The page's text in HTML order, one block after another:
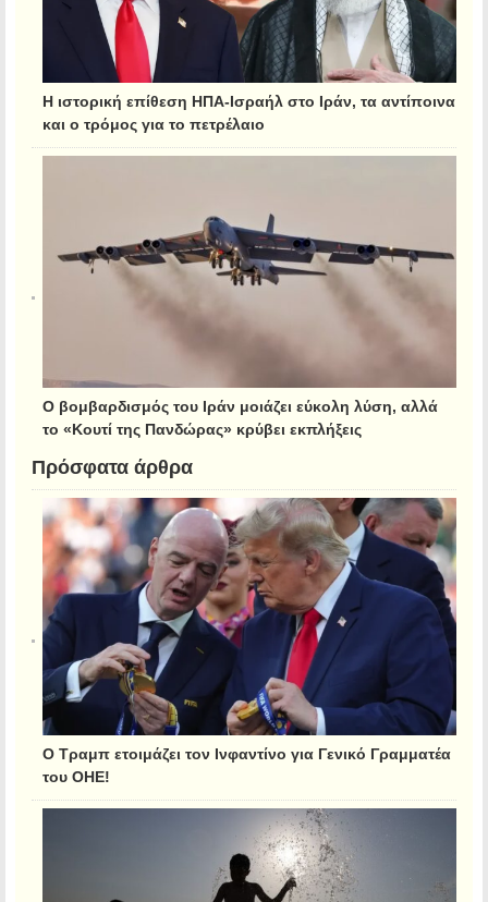
Η ιστορική επίθεση ΗΠΑ-Ισραήλ στο Ιράν, τα αντίποινα
και ο τρόμος για το πετρέλαιο
Ο βομβαρδισμός του Ιράν μοιάζει εύκολη λύση, αλλά
το «Κουτί της Πανδώρας» κρύβει εκπλήξεις
Πρόσφατα άρθρα
Ο Τραμπ ετοιμάζει τον Ινφαντίνο για Γενικό Γραμματέα
του ΟΗΕ!